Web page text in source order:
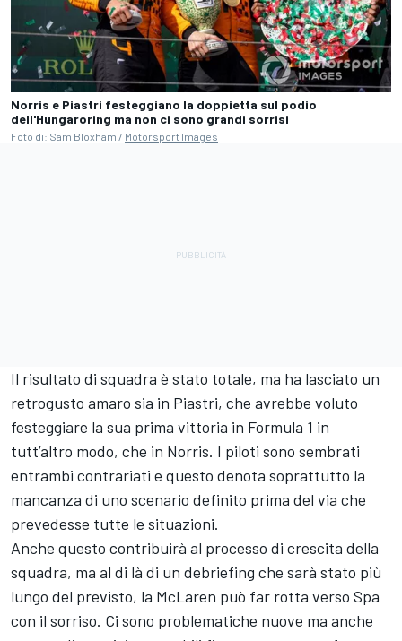
Norris e Piastri festeggiano la doppietta sul podio
dell'Hungaroring ma non ci sono grandi sorrisi
Foto di: Sam Bloxham / Motorsport Images
Il risultato di squadra è stato totale, ma ha lasciato un
retrogusto amaro sia in Piastri, che avrebbe voluto
festeggiare la sua prima vittoria in Formula 1 in
tutt’altro modo, che in Norris. I piloti sono sembrati
entrambi contrariati e questo denota soprattutto la
mancanza di uno scenario definito prima del via che
prevedesse tutte le situazioni.
Anche questo contribuirà al processo di crescita della
squadra, ma al di là di un debriefing che sarà stato più
lungo del previsto, la McLaren può far rotta verso Spa
con il sorriso. Ci sono problematiche nuove ma anche